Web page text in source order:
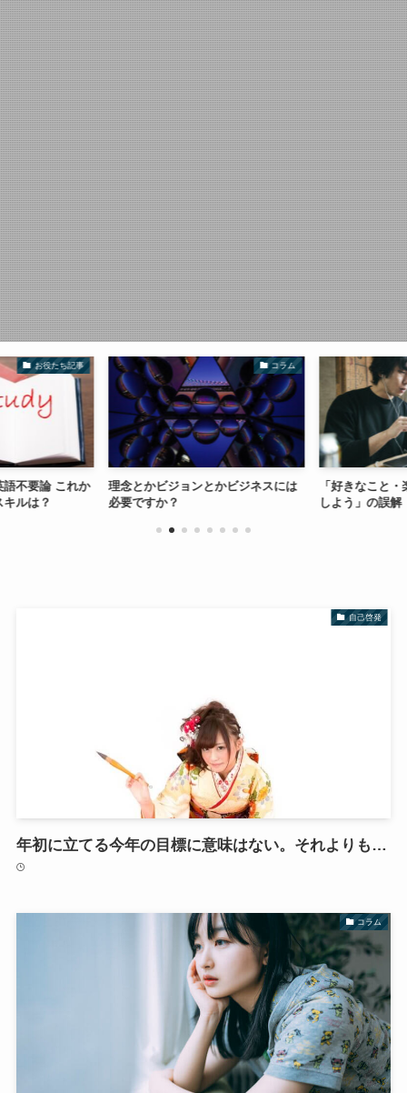
お役たち記事
不要論 これか
ルは？
コラム
理念とかビジョンとかビジネスには
必要ですか？
「好きなこと・
しよう」の誤解
自己啓発
年初に立てる今年の目標に意味はない。それよりも…
コラム